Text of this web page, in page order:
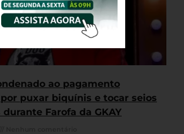
ao pagamento
puxar biquínis e tocar seios
Farofa da GKAY